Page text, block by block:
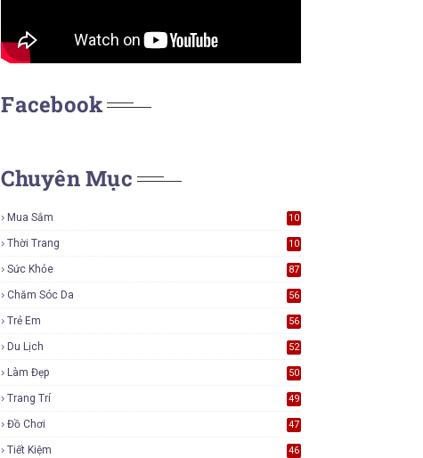
Facebook
Chuyên Mục
Mua Sắm
10
Thời Trang
10
Sức Khỏe 87
Chăm Sóc Da 56
Trẻ Em 56
Du Lịch 52
Làm Đẹp 50
Trang Trí 49
Đồ Chơi 47
Tiết Kiệm 46